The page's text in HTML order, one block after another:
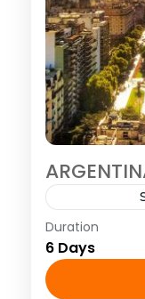
– Iguazú
hasta el 15
Duration
6 Days